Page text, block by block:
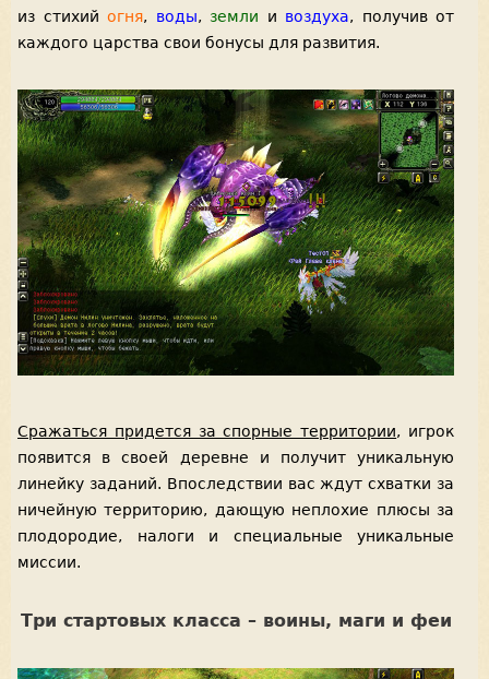
из стихий огня, воды, земли и воздуха, получив от
каждого царства свои бонусы для развития.
Сражаться придется за спорные территории, игрок
появится в своей деревне и получит уникальную
линейку заданий. Впоследствии вас ждут схватки за
ничейную территорию, дающую неплохие плюсы за
плодородие, налоги и специальные уникальные
миссии.
Три стартовых класса – воины, маги и феи